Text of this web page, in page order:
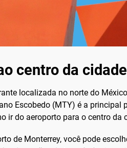
centro da
localizada no norte do
Escobedo (MTY) é a
ir do aeroporto para o centro
de Monterrey, você pode